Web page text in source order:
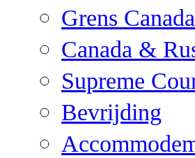
Grens
Canada &
Supreme
Bevrijding